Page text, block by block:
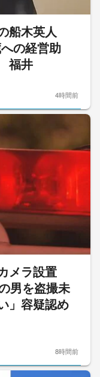
船木英人
の経営助
福井
4時間前
メラ設置
男を盗撮未
」容疑認め
8時間前